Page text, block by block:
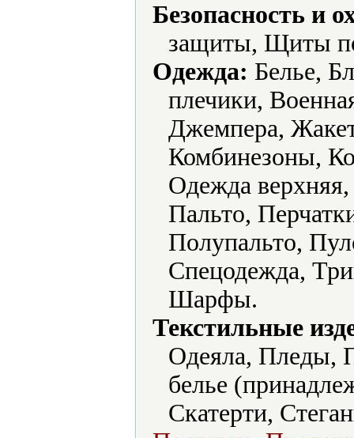
Безопасность и
защиты, Щиты
Одежда: Белье,
плечики,
Джемпера,
Комбинезоны,
Одежда
Пальто,
Полупальто,
Спецодежда,
Шарфы.
Текстильные
Одеяла, Пледы,
белье
Скатерти,